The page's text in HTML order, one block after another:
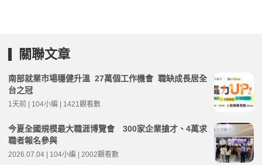
關聯文章
南部就業市場穩健升溫 27萬個工作機會 職缺成長居全
台之冠
1天前 | 104小編 | 1421觀看數
今夏全國規模最大職涯博覽會 300家企業搶才、4萬求
職者報名參與
2026.07.04 | 104小編 | 2002觀看數